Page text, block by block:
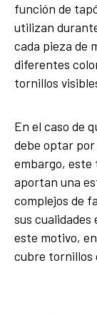
función de
utilizan
cada pieza de
diferentes
tornillos
En el caso de
debe optar
embargo, este
aportan una
complejos de
sus
este motivo,
cubre tornillos